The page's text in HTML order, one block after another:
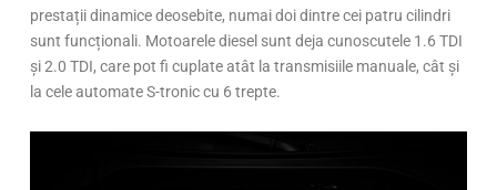
prestații dinamice deosebite, numai doi dintre cei patru cilindri
sunt funcționali. Motoarele diesel sunt deja cunoscutele 1.6 TDI
și 2.0 TDI, care pot fi cuplate atât la transmisiile manuale, cât și
la cele automate S-tronic cu 6 trepte.